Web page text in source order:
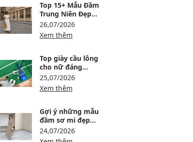
Top 15+ Mẫu Đầm
Trung Niên Đẹp
Nhất Hiện Nay
26,07/2026
Xem thêm
Top giày cầu lông
cho nữ đáng
tham khảo tại
Maison Online
25,07/2026
Xem thêm
Gợi ý những mẫu
đầm sơ mi đẹp
nhất, kiểu dáng
thịnh hành và
24,07/2026